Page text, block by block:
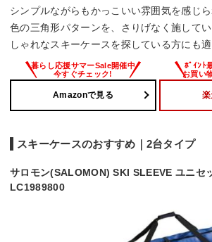
シンプルながらもかっこいい雰囲気を感じ
色の三角形パターンを、さりげなく施して
しゃれなスキーケースを探している方にも
Amazonで見る
スキーケースのおすすめ｜2台タイプ
サロモン(SALOMON) SKI SLEEVE ユニセ
LC1989800